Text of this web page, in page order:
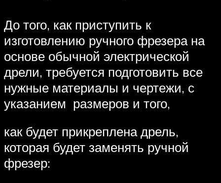
До того, как приступить к
изготовлению ручного фрезера на
основе обычной электрической
дрели, требуется подготовить все
нужные материалы и чертежи, с
указанием размеров и того,
как будет прикреплена дрель,
которая будет заменять ручной
фрезер: